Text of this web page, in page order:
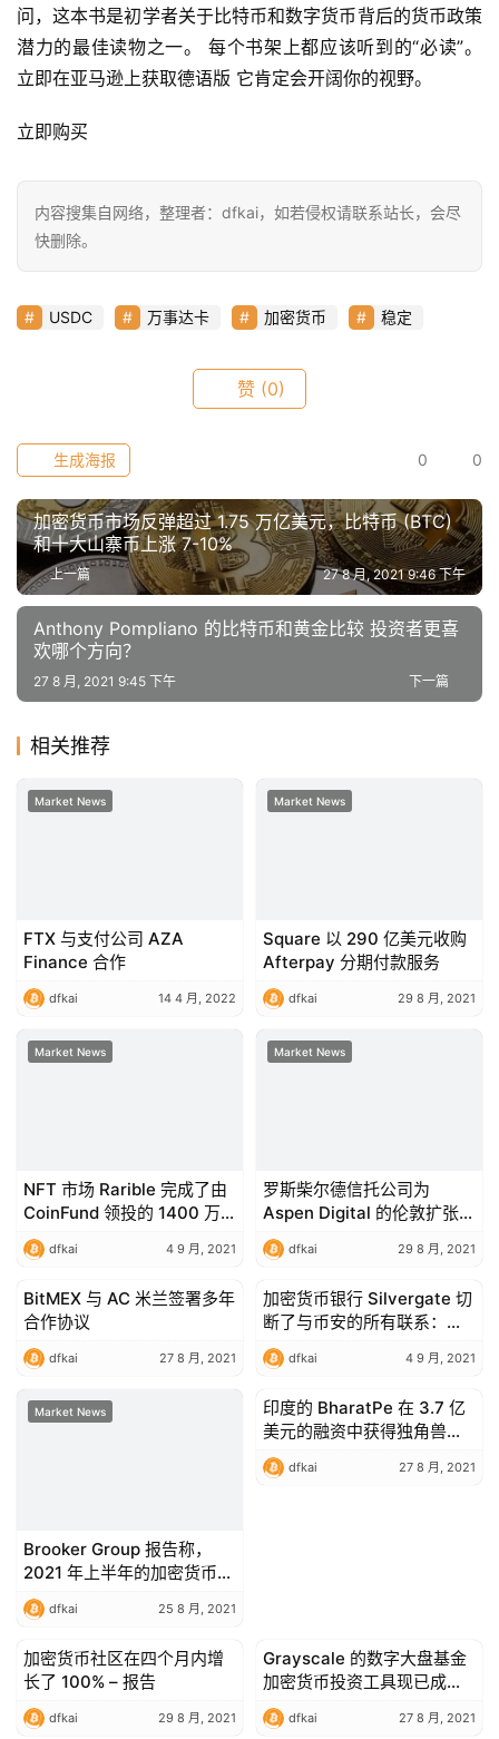
常
用
工
具
荐
问，这本书是初学者关于比特币和数字货币背后的货币政策
潜力的最佳读物之一。 每个书架上都应该听到的“必读”。
立即在亚马逊上获取德语版 它肯定会开阔你的视野。
立即购买
内容搜集自网络，整理者：dfkai，如若侵权请联系站长，会尽
快删除。
USDC 万事达卡 加密货币 稳定
赞 (0)
0 0
生成海报
加密货币市场反弹超过 1.75 万亿美元，比特币 (BTC)
和十大山寨币上涨 7-10%
上一篇 27 8 月, 2021 9:46 下午
Anthony Pompliano 的比特币和黄金比较 投资者更喜
欢哪个方向？
下一篇
27 8 月, 2021 9:45 下午
相关推荐
Market News
FTX 与支付公司 AZA
Finance 合作
dfkai 14 4 月, 2022
Market News
Square 以 290 亿美元收购
Afterpay 分期付款服务
dfkai 29 8 月, 2021
Market News
NFT 市场 Rarible 完成了由
CoinFund 领投的 1400 万
美元融资
dfkai 4 9 月, 2021
Market News
罗斯柴尔德信托公司为
Aspen Digital 的伦敦扩张提
供了一轮融资
dfkai 29 8 月, 2021
Market News
BitMEX 与 AC 米兰签署多年
合作协议
dfkai 27 8 月, 2021
Market News
加密货币银行 Silvergate 切
断了与币安的所有联系：报
告
dfkai 4 9 月, 2021
Market News
Brooker Group 报告称，
2021 年上半年的加密货币资
产为 2400 万美元
dfkai 25 8 月, 2021
Market News
印度的 BharatPe 在 3.7 亿
美元的融资中获得独角兽地
位
dfkai 27 8 月, 2021
Market News
加密货币社区在四个月内增
长了 100% – 报告
dfkai 29 8 月, 2021
Market News
Grayscale 的数字大盘基金
加密货币投资工具现已成为
SEC 报告公司
dfkai 27 8 月, 2021